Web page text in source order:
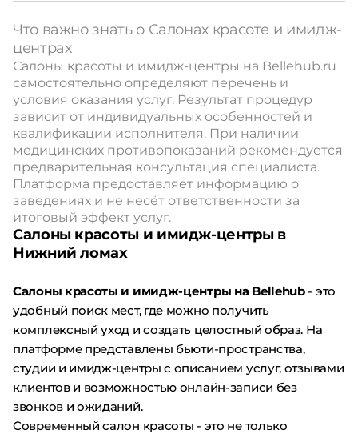
Что важно знать о Салонах красоте и имидж-
центрах
Салоны красоты и имидж-центры на Bellehub.ru
самостоятельно определяют перечень и
условия оказания услуг. Результат процедур
зависит от индивидуальных особенностей и
квалификации исполнителя. При наличии
медицинских противопоказаний рекомендуется
предварительная консультация специалиста.
Платформа предоставляет информацию о
заведениях и не несёт ответственности за
итоговый эффект услуг.
Салоны красоты и имидж-центры в
Нижний ломах
Салоны красоты и имидж-центры на Bellehub- это
удобный поиск мест, где можно получить
комплексный уход и создать целостный образ. На
платформе представлены бьюти-пространства,
студии и имидж-центры с описанием услуг, отзывами
клиентов и возможностью онлайн-записи без
звонков и ожиданий.
Современный салон красоты - это не только